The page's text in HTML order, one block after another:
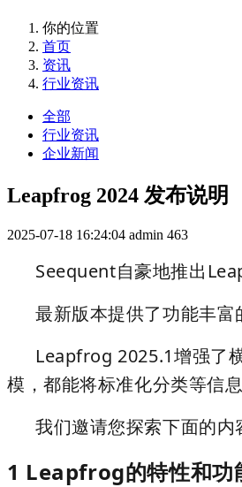
你的位置
首页
资讯
行业资讯
全部
行业资讯
企业新闻
Leapfrog 2024 发布说明
2025-07-18 16:24:04 admin 463
Seequent自豪地推出
最新版本提供了功能丰富
Leapfrog 2025.1增强了
模，都能将标准化分类等信
我们邀请您探索下面的内
1 Leapfrog的特性和功